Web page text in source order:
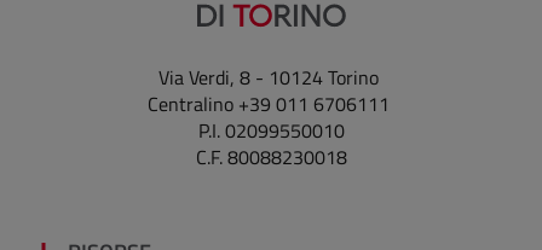
Via Verdi, 8 - 10124 Torino
Centralino +39 011 6706111
P.I. 02099550010
C.F. 80088230018